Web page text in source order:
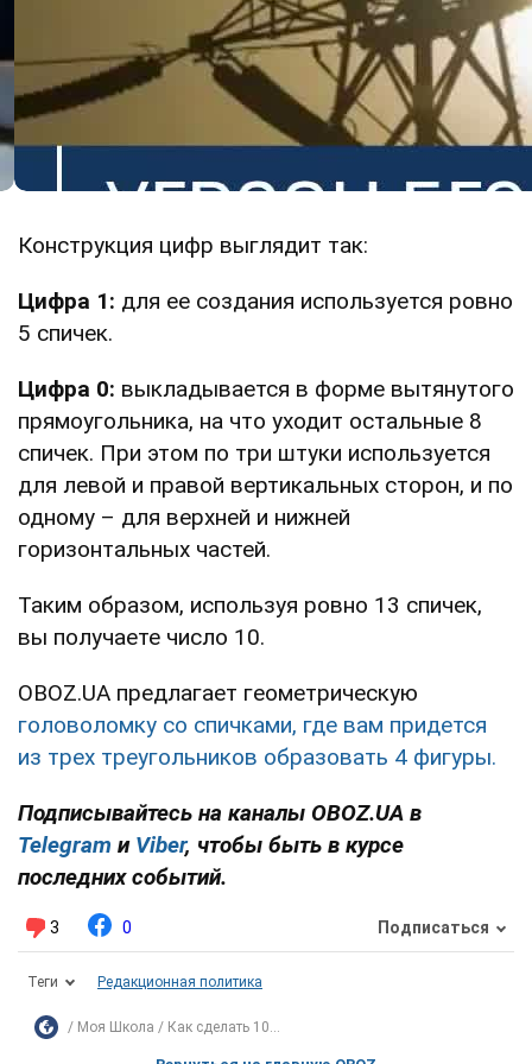
Конструкция цифр выглядит так:
Цифра 1: для ее создания используется ровно
5 спичек.
Цифра 0: выкладывается в форме вытянутого
прямоугольника, на что уходит остальные 8
спичек. При этом по три штуки используется
для левой и правой вертикальных сторон, и по
одному – для верхней и нижней
горизонтальных частей.
Таким образом, используя ровно 13 спичек,
вы получаете число 10.
OBOZ.UA предлагает геометрическую
головоломку со спичками, где вам придется
из трех треугольников образовать 4 фигуры.
Подписывайтесь на каналы OBOZ.UA в
Telegram и Viber, чтобы быть в курсе
последних событий.
3 0 Подписаться
Теги Редакционная политика
Моя Школа Как сделать 10...